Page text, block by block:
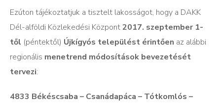
Ezúton tájékoztatjuk a tisztelt lakosságot, hogy a DAKK
Dél-alföldi Közlekedési Központ2017. szeptember 1-
től (péntektől) Újkígyós települést érintően az alábbi
regionális menetrend módosítások bevezetését
tervezi:
4833 Békéscsaba – Csanádapáca – Tótkomlós –